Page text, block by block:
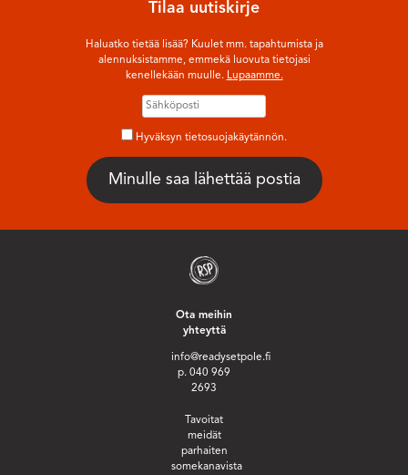
Tilaa uutiskirje
Haluatko tietää lisää? Kuulet mm. tapahtumista ja
alennuksistamme, emmekä luovuta tietojasi
kenellekään muulle. Lupaamme.
Hyväksyn tietosuojakäytännön.
Ota meihin
yhteyttä
info@readysetpole.fi
p. 040 969
2693
Tavoitat
meidät
parhaiten
somekanavista